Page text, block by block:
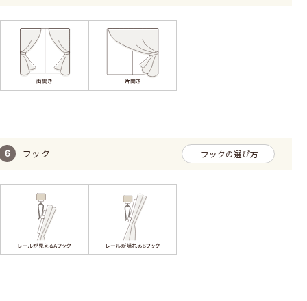
フック フックの選び方